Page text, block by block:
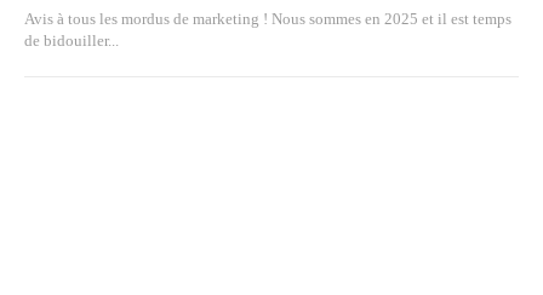
Avis à tous les mordus de marketing ! Nous sommes en 2025 et il est temps
de bidouiller...